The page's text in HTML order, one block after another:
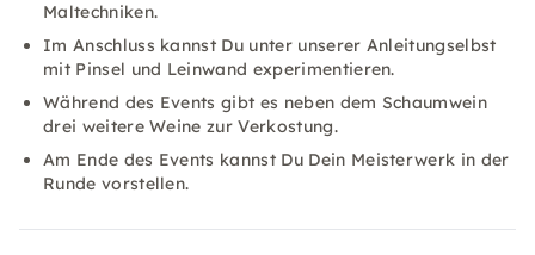
Maltechniken.
Im Anschluss kannst Du unter unserer Anleitungselbst
mit Pinsel und Leinwand experimentieren.
Während des Events gibt es neben dem Schaumwein
drei weitere Weine zur Verkostung.
Am Ende des Events kannst Du Dein Meisterwerk in der
Runde vorstellen.